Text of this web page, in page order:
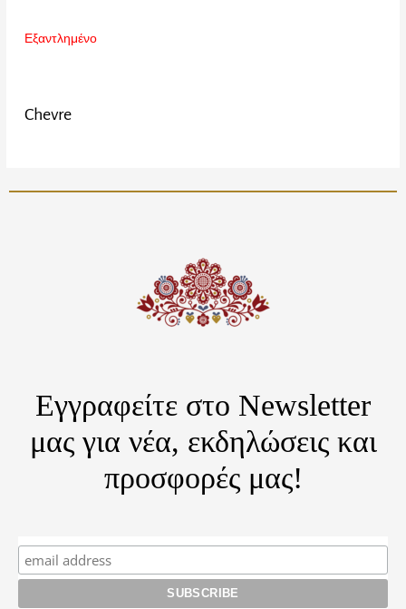
Εξαντλημένο
Chevre
Εγγραφείτε στο Newsletter
μας για νέα, εκδηλώσεις και
προσφορές μας!